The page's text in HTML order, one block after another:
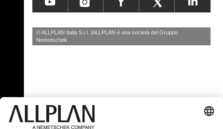
© ALLPLAN Italia S.r.l. ALLPLAN è una società del Gruppo
Nemetschek